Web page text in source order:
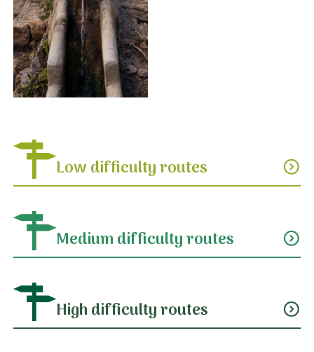
Low difficulty routes expand_circle_down
Medium difficulty routes expand_circle_down
High difficulty routes expand_circle_down